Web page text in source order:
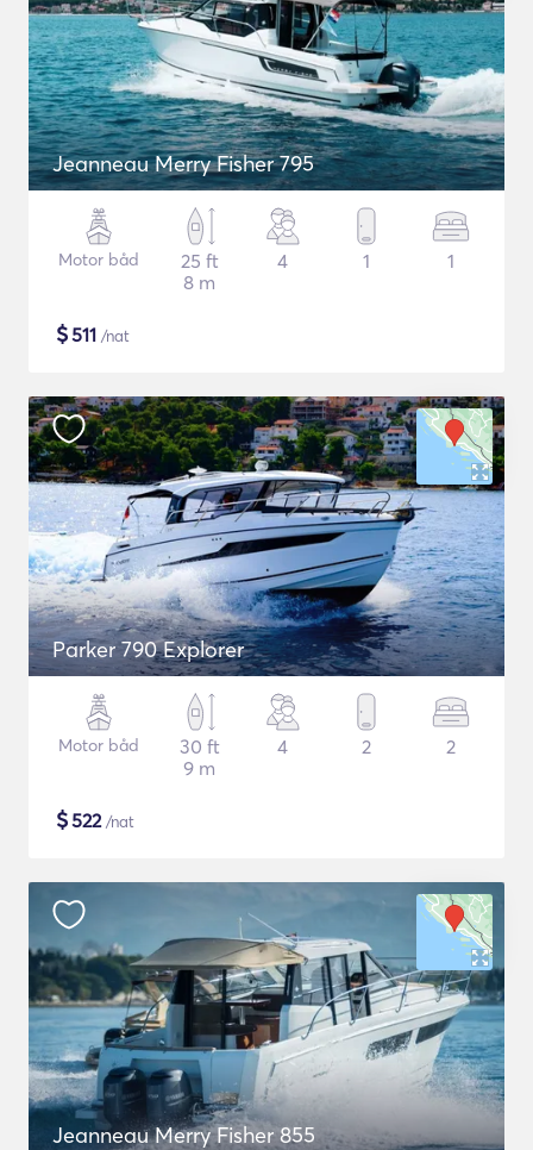
Jeanneau Merry Fisher 795
Motor båd
25 ft
8 m
4 1 1
$511 /nat
Parker 790 Explorer
Motor båd
30 ft
9 m
4 2 2
$522/nat
Jeanneau Merry Fisher 855